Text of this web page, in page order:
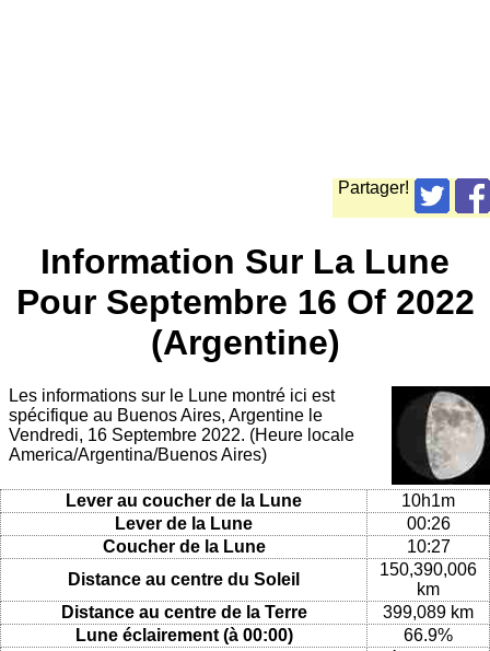
Partager!
Information Sur La Lune
Pour Septembre 16 Of 2022
(Argentine)
Les informations sur le Lune montré ici est
spécifique au Buenos Aires, Argentine le
Vendredi, 16 Septembre 2022. (Heure locale
America/Argentina/Buenos Aires)
Lever au coucher de la Lune
10h1m
Lever de la Lune
00:26
Coucher de la Lune
10:27
Distance au centre du Soleil
150,390,006
km
Distance au centre de la Terre
399,089 km
Lune éclairement (à 00:00)
66.9%